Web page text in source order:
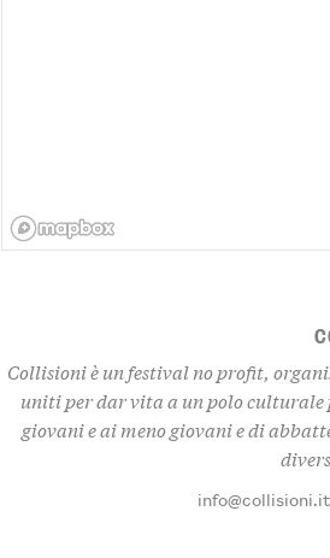
Collisioni è un festival no profit,
uniti per dar vita a un polo culturale
giovani e ai meno giovani e di
info@collisioni.it